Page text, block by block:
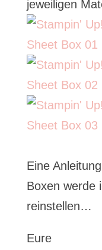
jeweiligen
Eine
Boxen werde
reinstellen…
Eure